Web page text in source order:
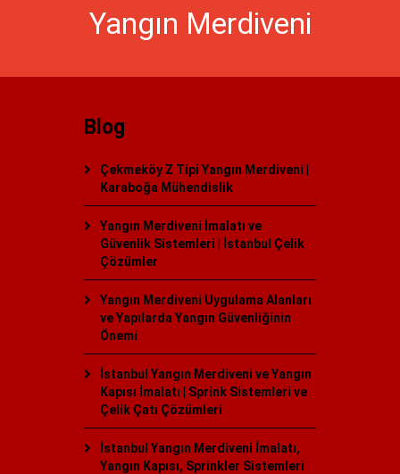
Yangın Merdiveni
Blog
Çekmeköy Z Tipi Yangın Merdiveni |
Karaboğa Mühendislik
Yangın Merdiveni İmalatı ve
Güvenlik Sistemleri | İstanbul Çelik
Çözümler
Yangın Merdiveni Uygulama Alanları
ve Yapılarda Yangın Güvenliğinin
Önemi
İstanbul Yangın Merdiveni ve Yangın
Kapısı İmalatı | Sprink Sistemleri ve
Çelik Çatı Çözümleri
İstanbul Yangın Merdiveni İmalatı,
Yangın Kapısı, Sprinkler Sistemleri